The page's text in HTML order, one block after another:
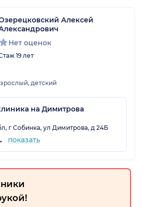
Алексей
Нет оценок
19 лет
детский
на Димитрова
г Собинка, ул Димитрова, д 24Б
09 показать